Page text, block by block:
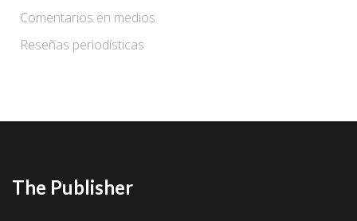
Comentarios en medios
Reseñas periodísticas
The Publisher